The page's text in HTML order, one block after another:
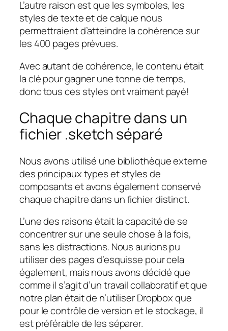
L’autre raison est que les symboles, les
styles de texte et de calque nous
permettraient d’atteindre la cohérence sur
les 400 pages prévues.
Avec autant de cohérence, le contenu était
la clé pour gagner une tonne de temps,
donc tous ces styles ont vraiment payé!
Chaque chapitre dans un
fichier .sketch séparé
Nous avons utilisé une bibliothèque externe
des principaux types et styles de
composants et avons également conservé
chaque chapitre dans un fichier distinct.
L’une des raisons était la capacité de se
concentrer sur une seule chose à la fois,
sans les distractions. Nous aurions pu
utiliser des pages d’esquisse pour cela
également, mais nous avons décidé que
comme il s’agit d’un travail collaboratif et que
notre plan était de n’utiliser Dropbox que
pour le contrôle de version et le stockage, il
est préférable de les séparer.